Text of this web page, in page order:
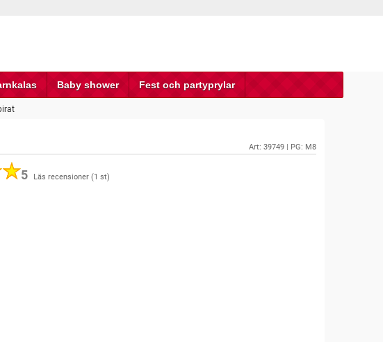
Baby shower Fest och partyprylar
Art: 39749 | PG: M8
5 Läs recensioner (1 st)